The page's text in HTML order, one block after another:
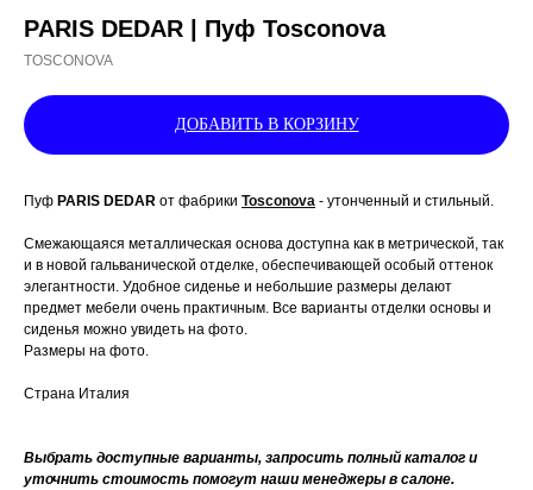
PARIS DEDAR | Пуф Tosconova
TOSCONOVA
ДОБАВИТЬ В КОРЗИНУ
Пуф PARIS DEDAR от фабрики Tosconova - утонченный и стильный.
Смежающаяся металлическая основа доступна как в метрической, так
и в новой гальванической отделке, обеспечивающей особый оттенок
элегантности. Удобное сиденье и небольшие размеры делают
предмет мебели очень практичным. Все варианты отделки основы и
сиденья можно увидеть на фото.
Размеры на фото.
Страна Италия
Выбрать доступные варианты, запросить полный каталог и
уточнить стоимость помогут наши менеджеры в салоне.